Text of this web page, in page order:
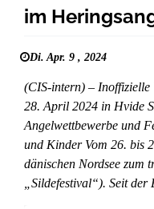
im
Di. Apr. 9 , 2024
(CIS-intern) –
28. April 2024 in Hvide
Angelwettbewerbe und
und Kinder Vom 26. bis
dänischen Nordsee zum
„Sildefestival“). Seit